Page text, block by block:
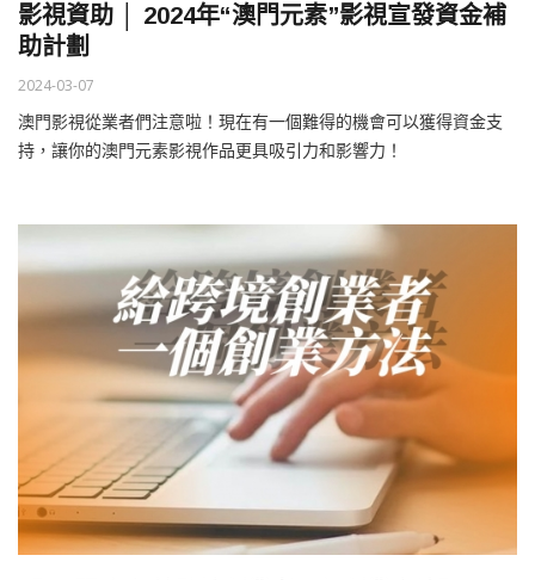
影視資助 │ 2024年“澳門元素”影視宣發資金補
助計劃
2024-03-07
澳門影視從業者們注意啦！現在有一個難得的機會可以獲得資金支
持，讓你的澳門元素影視作品更具吸引力和影響力！